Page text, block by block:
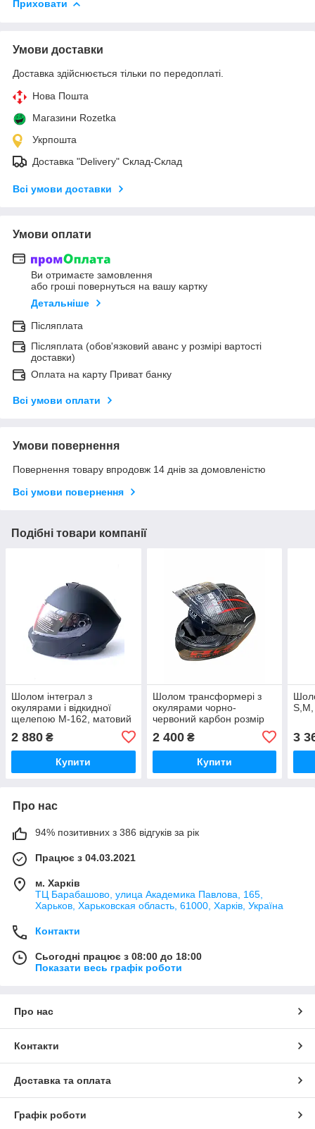
Приховати
Умови доставки
Доставка здійснюється тільки по передоплаті.
Нова Пошта
Магазини Rozetka
Укрпошта
Доставка "Delivery" Склад-Склад
Всі умови доставки
Умови оплати
Ви отримаєте замовлення
або гроші повернуться на вашу картку
Детальніше
Післяплата
Післяплата (обов'язковий аванс у розмірі вартості
доставки)
Оплата на карту Приват банку
Всі умови оплати
Умови повернення
Повернення товару впродовж 14 днів за домовленістю
Всі умови повернення
Подібні товари компанії
Шолом інтеграл з
окулярами і відкидної
щелепою M-162, матовий
чорний з червоним, розмір
S.
2 880 ₴
Купити
Шолом трансформері з
окулярами чорно-
червоний карбон розмір
2 400₴
Купити
3
Про нас
94% позитивних з 386 відгуків за рік
Працює з 04.03.2021
м. Харків
ТЦ Барабашово, улица Академика Павлова, 165,
Харьков, Харьковская область, 61000, Харків, Україна
Контакти
Сьогодні працює з 08:00 до 18:00
Показати весь графік роботи
Про нас
Контакти
Доставка та оплата
Графік роботи